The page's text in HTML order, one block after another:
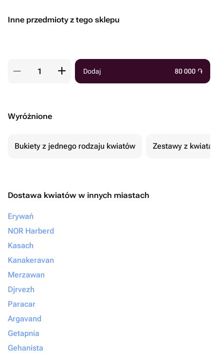
Inne przedmioty z tego sklepu
Dodaj 80 000 ֏
Wyróżnione
Bukiety z jednego rodzaju kwiatów Zestawy z
Dostawa kwiatów w innych miastach
Erywań
NOR Harberd
Kasach
Kanakeravan
Merzawan
Djrvezh
Paracar
Argavand
Getapnia
Gehanista